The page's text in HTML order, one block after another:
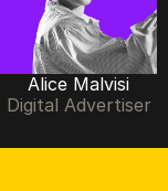
Alice Malvisi
Digital Advertiser